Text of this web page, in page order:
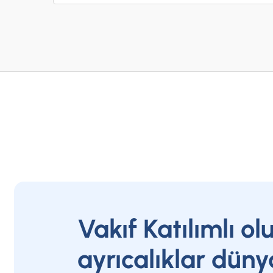
Vakıf Katılımlı
ayrıcalıklar